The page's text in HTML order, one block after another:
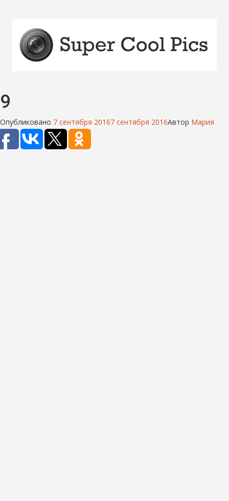
9
Опубликовано 7 сентября 20167 сентября 2016Автор Мария